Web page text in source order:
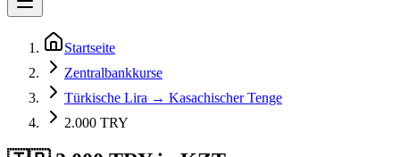
Startseite
Zentralbankkurse
Türkische Lira → Kasachischer Tenge
2.000 TRY